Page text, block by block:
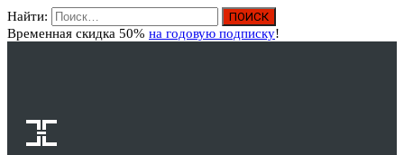
Найти:
Временная скидка 50% на годовую подписку!